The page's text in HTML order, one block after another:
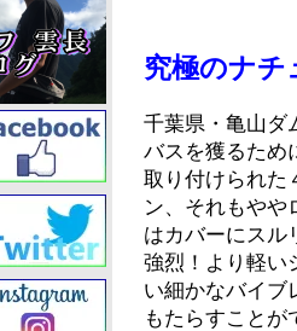
究極のナチ
千葉県・亀山ダ
バスを獲るため
取り付けられた
ン、それもやや
はカバーにスル
強烈！より軽い
い細かなバイブ
もたらすこと